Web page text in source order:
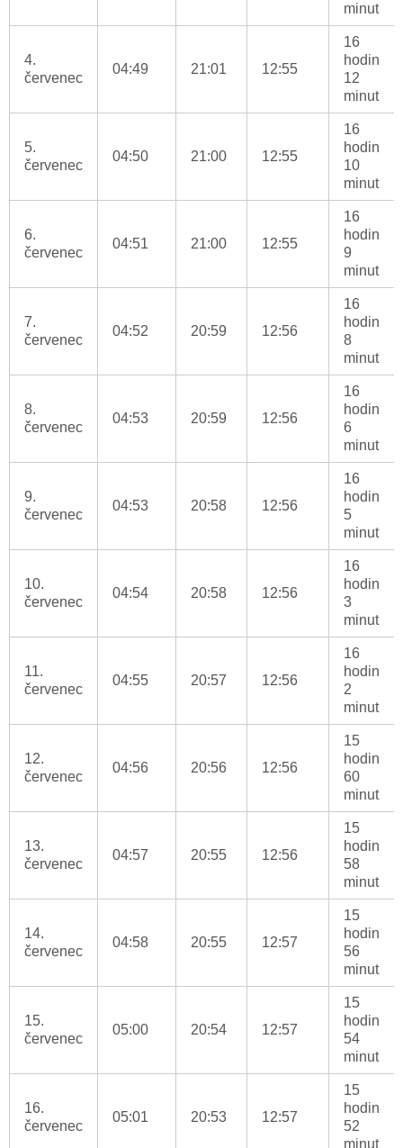
minut
4.
červenec
04:49 21:01 12:55
16
hodin
12
minut
5.
červenec
04:50 21:00 12:55
16
hodin
10
minut
6.
červenec
04:51 21:00 12:55
16
hodin
9
minut
7.
červenec
04:52 20:59 12:56
16
hodin
8
minut
8.
červenec
04:53 20:59 12:56
16
hodin
6
minut
9.
červenec
04:53 20:58 12:56
16
hodin
5
minut
10.
červenec
04:54 20:58 12:56
16
hodin
3
minut
11.
červenec
04:55 20:57 12:56
16
hodin
2
minut
12.
červenec
04:56 20:56 12:56
15
hodin
60
minut
13.
červenec
04:57 20:55 12:56
15
hodin
58
minut
14.
červenec
04:58 20:55 12:57
15
hodin
56
minut
15.
červenec
05:00 20:54 12:57
15
hodin
54
minut
16.
červenec
05:01 20:53 12:57
15
hodin
52
minut